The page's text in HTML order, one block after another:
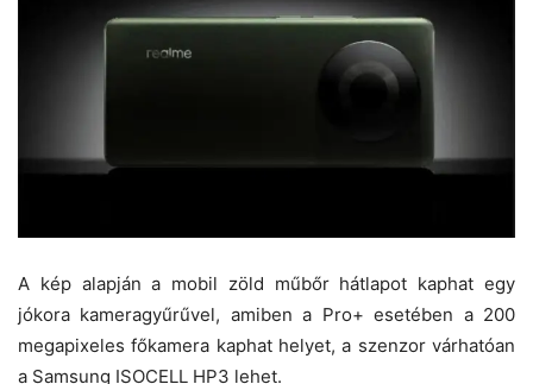
A kép alapján a mobil zöld műbőr hátlapot kaphat egy
jókora kameragyűrűvel, amiben a Pro+ esetében a 200
megapixeles főkamera kaphat helyet, a szenzor várhatóan
a Samsung ISOCELL HP3 lehet.